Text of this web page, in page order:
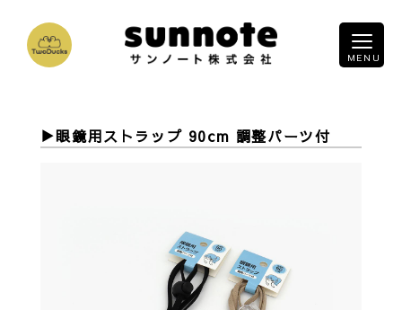
眼鏡用ストラップ 90cm 調整パーツ付